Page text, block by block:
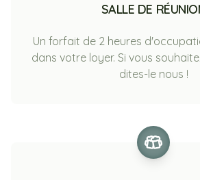
SALLE DE
Un forfait de 2 heures
dans votre loyer. Si vous
dites-le nous !